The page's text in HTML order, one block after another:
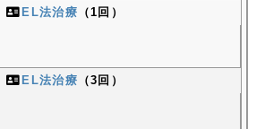
EL法治療 （1回）
EL法治療 （3回）